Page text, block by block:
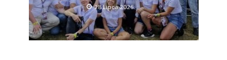
28 Lipca 2026